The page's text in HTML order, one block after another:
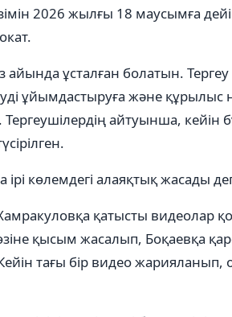
2026 жылғы 18 маусымға
ұсталған болатын.
ұйымдастыруға және
айтуынша, кейін
көлемдегі алаяқтық жасады
қатысты видеолар
қысым жасалып, Боқаевқа
тағы бір видео